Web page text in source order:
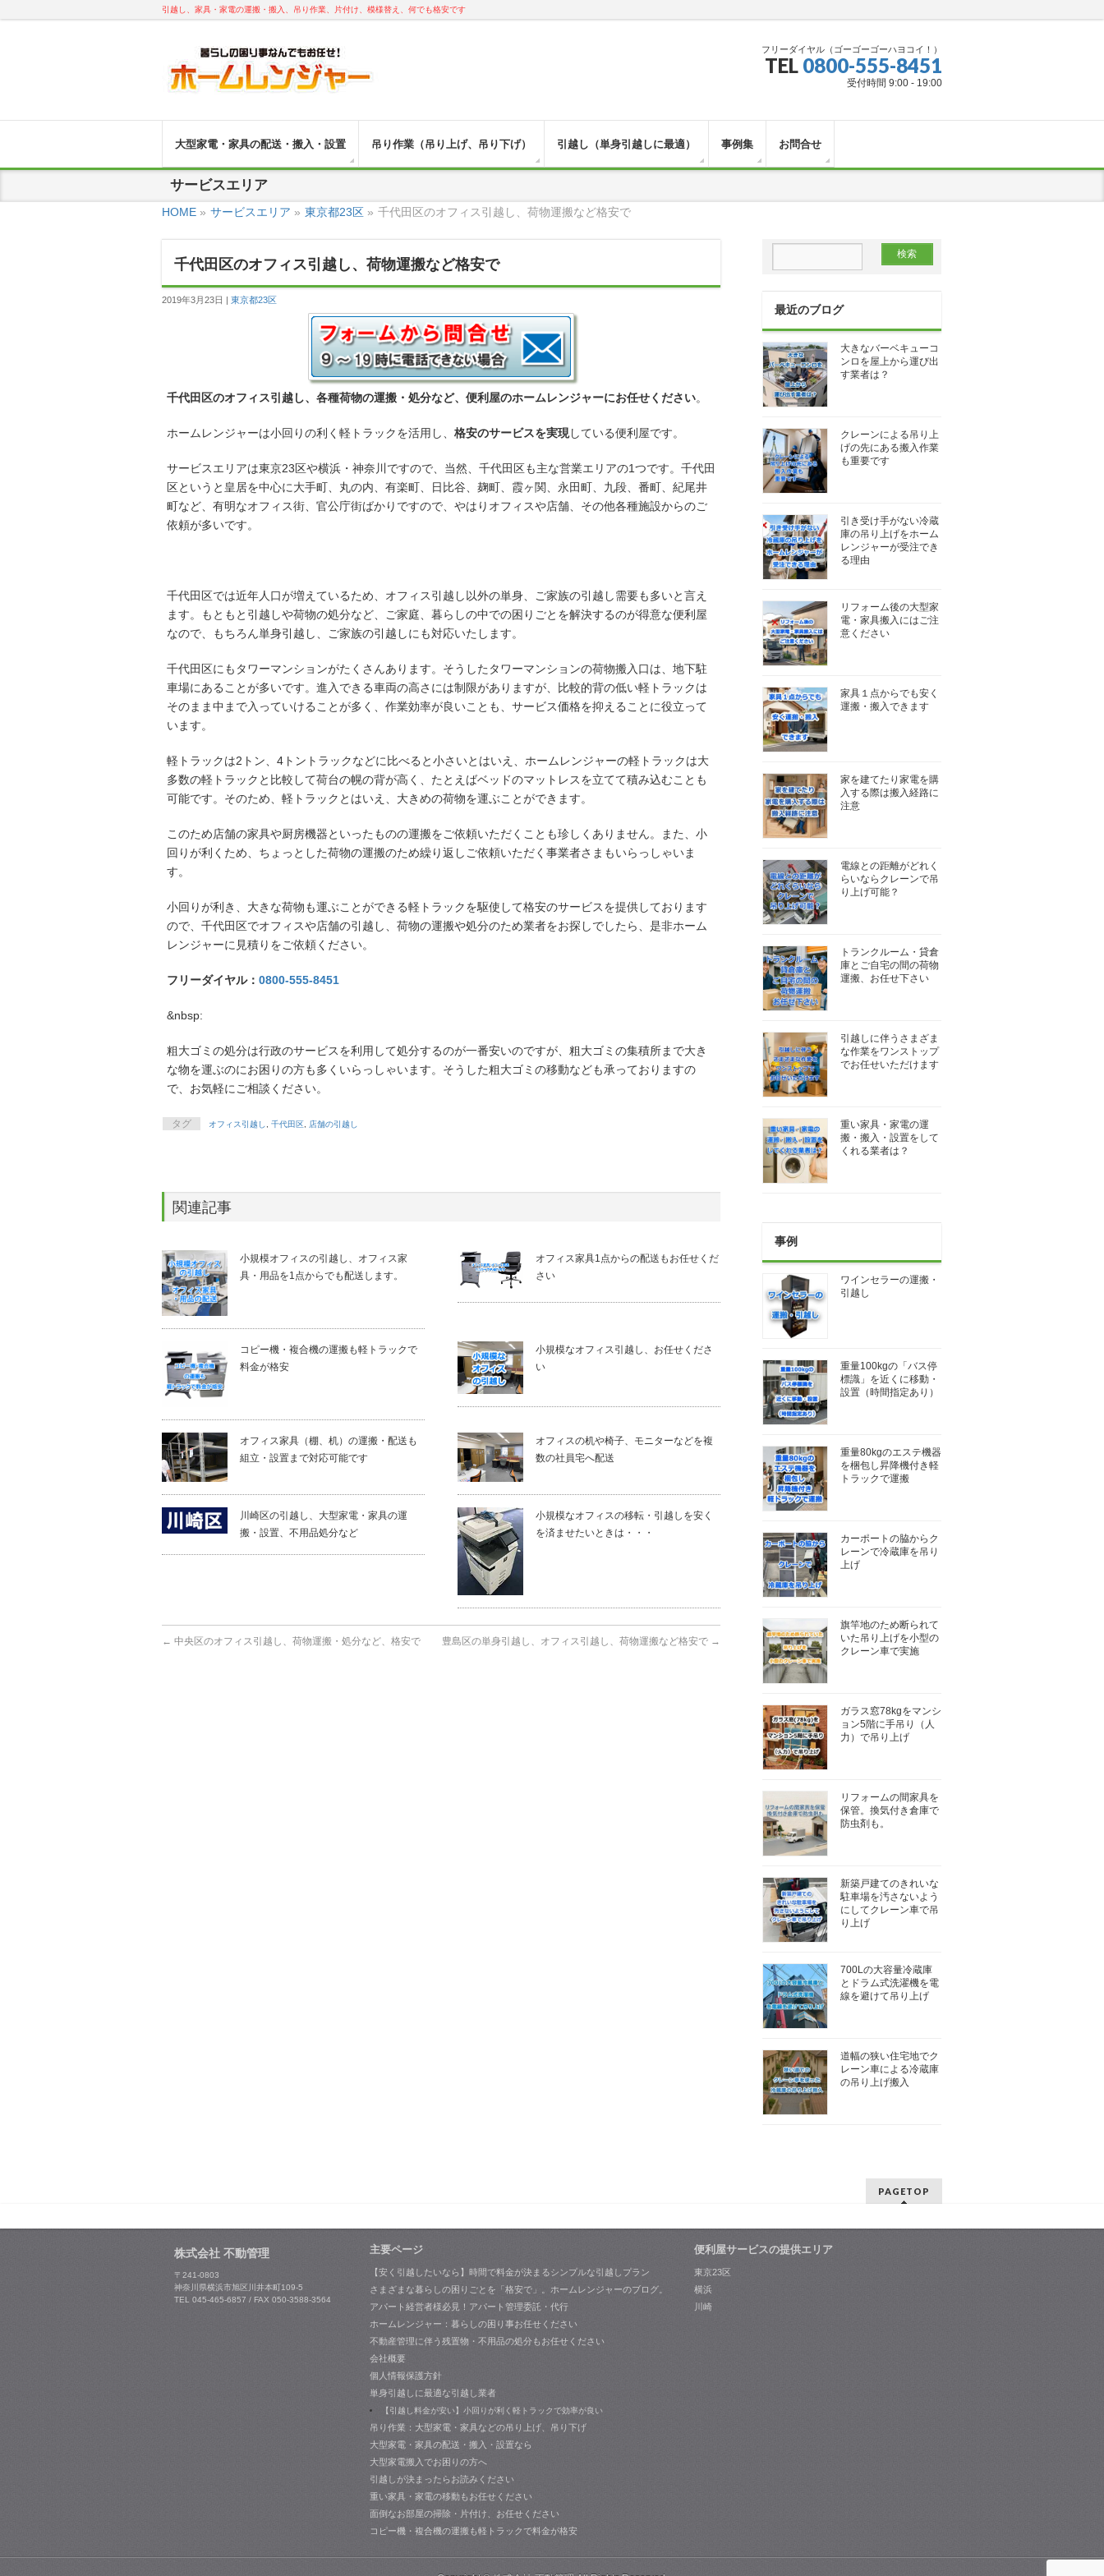
引越し、家具・家電の運搬・搬入、吊り作業、片付け、模様替え、何でも格安です
フリーダイヤル（ゴーゴーゴーハヨコイ！）
TEL 0800-555-8451
受付時間 9:00 - 19:00
大型家電・家具の配送・搬入・設置 吊り作業（吊り上げ、吊り下げ） 引越し（単身引越しに最適） 事例集 お問合せ
サービスエリア
HOME » サービスエリア » 東京都23区 » 千代田区のオフィス引越し、荷物運搬など格安で
千代田区のオフィス引越し、荷物運搬など格安で
2019年3月23日 東京都23区
千代田区のオフィス引越し、各種荷物の運搬・処分など、便利屋のホームレンジャーにお任せください。
ホームレンジャーは小回りの利く軽トラックを活用し、 格安のサービスを実現している便利屋です。
サービスエリアは東京23区や横浜・神奈川ですので、当然、千代田区も主な営業エリアの1つです。千代田
区というと皇居を中心に大手町、丸の内、有楽町、日比谷、麹町、霞ヶ関、永田町、九段、番町、紀尾井
町など、有明なオフィス街、官公庁街ばかりですので、やはりオフィスや店舗、その他各種施設からのご
依頼が多いです。
千代田区では近年人口が増えているため、オフィス引越し以外の単身、ご家族の引越し需要も多いと言え
ます。もともと引越しや荷物の処分など、ご家庭、暮らしの中での困りごとを解決するのが得意な便利屋
なので、もちろん単身引越し、ご家族の引越しにも対応いたします。
千代田区にもタワーマンションがたくさんあります。そうしたタワーマンションの荷物搬入口は、地下駐
車場にあることが多いです。進入できる車両の高さには制限がありますが、比較的背の低い軽トラックは
そのまま中まで入っていけることが多く、作業効率が良いことも、サービス価格を抑えることに役立って
います。
軽トラックは2トン、4トントラックなどに比べると小さいとはいえ、ホームレンジャーの軽トラックは大
多数の軽トラックと比較して荷台の幌の背が高く、たとえばベッドのマットレスを立てて積み込むことも
可能です。そのため、軽トラックとはいえ、大きめの荷物を運ぶことができます。
このため店舗の家具や厨房機器といったものの運搬をご依頼いただくことも珍しくありません。また、小
回りが利くため、ちょっとした荷物の運搬のため繰り返しご依頼いただく事業者さまもいらっしゃいま
す。
小回りが利き、大きな荷物も運ぶことができる軽トラックを駆使して格安のサービスを提供しております
ので、千代田区でオフィスや店舗の引越し、荷物の運搬や処分のため業者をお探しでしたら、是非ホーム
レンジャーに見積りをご依頼ください。
フリーダイヤル： 0800-555-8451
&nbsp:
粗大ゴミの処分は行政のサービスを利用して処分するのが一番安いのですが、粗大ゴミの集積所まで大き
な物を運ぶのにお困りの方も多くいらっしゃいます。そうした粗大ゴミの移動なども承っておりますの
で、お気軽にご相談ください。
タグ オフィス引越し, 千代田区, 店舗の引越し
関連記事
小規模オフィスの引越し、オフィス家
具・用品を1点からでも配送します。
オフィス家具1点からの配送もお任せくだ
さい
コピー機・複合機の運搬も軽トラックで
料金が格安
小規模なオフィス引越し、お任せくださ
い
オフィス家具（棚、机）の運搬・配送も
組立・設置まで対応可能です
オフィスの机や椅子、モニターなどを複
数の社員宅へ配送
川崎区の引越し、大型家電・家具の運
搬・設置、不用品処分など
小規模なオフィスの移転・引越しを安く
を済ませたいときは・・・
← 中央区のオフィス引越し、荷物運搬・処分など、格安で 豊島区の単身引越し、オフィス引越し、荷物運搬など格安で →
最近のブログ
大きなバーベキューコ
ンロを屋上から運び出
す業者は？
クレーンによる吊り上
げの先にある搬入作業
も重要です
引き受け手がない冷蔵
庫の吊り上げをホーム
レンジャーが受注でき
る理由
リフォーム後の大型家
電・家具搬入にはご注
意ください
家具１点からでも安く
運搬・搬入できます
家を建てたり家電を購
入する際は搬入経路に
注意
電線との距離がどれく
らいならクレーンで吊
り上げ可能？
トランクルーム・貸倉
庫とご自宅の間の荷物
運搬、お任せ下さい
引越しに伴うさまざま
な作業をワンストップ
でお任せいただけます
重い家具・家電の運
搬・搬入・設置をして
くれる業者は？
事例
ワインセラーの運搬・
引越し
重量100kgの「バス停
標識」を近くに移動・
設置（時間指定あり）
重量80kgのエステ機器
を梱包し昇降機付き軽
トラックで運搬
カーポートの脇からク
レーンで冷蔵庫を吊り
上げ
旗竿地のため断られて
いた吊り上げを小型の
クレーン車で実施
ガラス窓78kgをマンシ
ョン5階に手吊り（人
力）で吊り上げ
リフォームの間家具を
保管。換気付き倉庫で
防虫剤も。
新築戸建てのきれいな
駐車場を汚さないよう
にしてクレーン車で吊
り上げ
700Lの大容量冷蔵庫
とドラム式洗濯機を電
線を避けて吊り上げ
道幅の狭い住宅地でク
レーン車による冷蔵庫
の吊り上げ搬入
PAGETOP
株式会社 不動管理
〒241-0803
神奈川県横浜市旭区川井本町109-5
TEL 045-465-6857 / FAX 050-3588-3564
主要ページ
【安く引越したいなら】時間で料金が決まるシンプルな引越しプラン
さまざまな暮らしの困りごとを「格安で」。ホームレンジャーのブログ。
アパート経営者様必見！アパート管理委託・代行
ホームレンジャー：暮らしの困り事お任せください
不動産管理に伴う残置物・不用品の処分もお任せください
会社概要
個人情報保護方針
単身引越しに最適な引越し業者
【引越し料金が安い】小回りが利く軽トラックで効率が良い
吊り作業：大型家電・家具などの吊り上げ、吊り下げ
大型家電・家具の配送・搬入・設置なら
大型家電搬入でお困りの方へ
引越しが決まったらお読みください
重い家具・家電の移動もお任せください
面倒なお部屋の掃除・片付け、お任せください
コピー機・複合機の運搬も軽トラックで料金が格安
便利屋サービスの提供エリア
東京23区
横浜
川崎